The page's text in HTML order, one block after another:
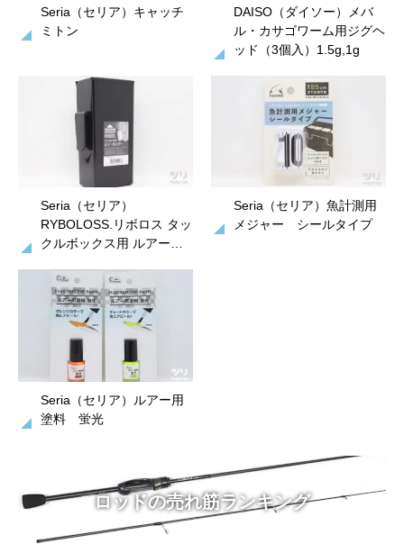
Seria（セリア）キャッチ
ミトン
DAISO（ダイソー）メバ
ル・カサゴワーム用ジグヘ
ッド（3個入）1.5g,1g
Seria（セリア）
RYBOLOSS.リボロス タッ
クルボックス用 ルアー…
Seria（セリア）魚計測用
メジャー シールタイプ
Seria（セリア）ルアー用
塗料 蛍光
ロッドの売れ筋ランキング